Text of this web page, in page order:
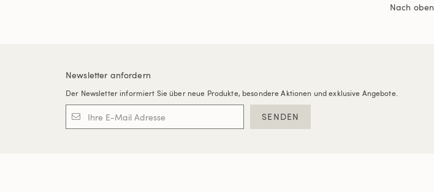
Nach oben
Newsletter anfordern
Der Newsletter informiert Sie über neue Produkte, besondere Aktionen und exklusive Angebote.
SENDEN